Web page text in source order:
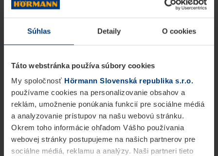
Súhlas Detaily O cookies
Táto webstránka používa súbory cookies
My spoločnosť Hörmann Slovenská republika s.r.o.
používame cookies na personalizovanie obsahov a
reklám, umožnenie ponúkania funkcií pre sociálne médiá
a analyzovanie prístupov na našu webovú stránku.
Okrem toho informácie ohľadom Vášho používania
webovej stránky postupujeme na našich partnerov pre
sociálne médiá, reklamu a analýzy. Naši partneri tieto